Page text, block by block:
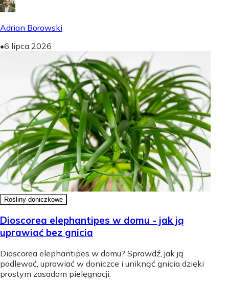
Adrian Borowski
•6 lipca 2026
Rośliny doniczkowe
Dioscorea elephantipes w domu - jak ją
uprawiać bez gnicia
Dioscorea elephantipes w domu? Sprawdź, jak ją
podlewać, uprawiać w doniczce i uniknąć gnicia dzięki
prostym zasadom pielęgnacji.